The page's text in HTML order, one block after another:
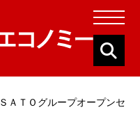
ＳＡＴＯグループオープンセ